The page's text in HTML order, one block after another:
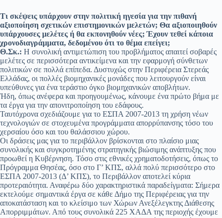
Τι σκέψεις υπάρχουν στην πολιτική ηγεσία για την πιθανή
αξιοποίηση σχετικών επιστημονικών μελετών; Θα αξιοποιηθούν
υπάρχουσες μελέτες ή θα εκπονηθούν νέες; Έχουν τεθεί κάποια
χρονοδιαγράμματα, δεδομένου ότι το θέμα επείγει;
Θ.Σκ.: Η συνολική αντιμετώπιση του προβλήματος απαιτεί σοβαρές
μελέτες σε περισσότερα αντικείμενα και την εφαρμογή σύνθετων
πολιτικών σε πολλά επίπεδα. Δυστυχώς στην Περιφέρεια Στερεάς
Ελλάδας, οι πολλές βιομηχανικές μονάδες που λειτουργούν είναι
υπεύθυνες για ένα τεράστιο όγκο βιομηχανικών αποβλήτων.
Ήδη, όπως ανέφερα και προηγουμένως, κάνουμε ένα πρώτο βήμα με
τα έργα για την απονιτροποίηση του εδάφους.
Ταυτόχρονα σχεδιάζουμε για το ΕΣΠΑ 2007-2013 τη χρήση νέων
τεχνολογιών σε στοχευμένα προγράμματα απορρύπανσης τόσο του
χερσαίου όσο και του θαλάσσιου χώρου.
Οι δράσεις μας για το περιβάλλον βρίσκονται στο πλαίσιο μιας
συνολικής και συγκροτημένης στρατηγικής βιώσιμης ανάπτυξης που
προωθεί η Κυβέρνηση. Τόσο στις εθνικές χρηματοδοτήσεις, όπως το
Πρόγραμμα Θησέας, όσο στο Γ’ ΚΠΣ, αλλά πολύ περισσότερο στο
ΕΣΠΑ 2007-2013 (Δ’ ΚΠΣ), το Περιβάλλον αποτελεί κύρια
προτεραιότητα. Αναφέρω δύο χαρακτηριστικά παραδείγματα: Σήμερα
εκτελούμε σημαντικά έργα σε κάθε Δήμο της Περιφέρειας για την
αποκατάσταση και το κλείσιμο των Χώρων Ανεξέλεγκτης Διάθεσης
Απορριμμάτων. Από τους συνολικά 225 ΧΑΔΑ της περιοχής έχουμε